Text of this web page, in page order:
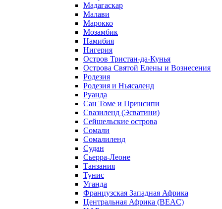
Мадагаскар
Малави
Марокко
Мозамбик
Намибия
Нигерия
Остров Тристан-да-Кунья
Острова Святой Елены и Вознесения
Родезия
Родезия и Ньясаленд
Руанда
Сан Томе и Принсипи
Свазиленд (Эсватини)
Сейшельские острова
Сомали
Сомалиленд
Судан
Сьерра-Леоне
Танзания
Тунис
Уганда
Французская Западная Африка
Центральная Африка (BEAC)